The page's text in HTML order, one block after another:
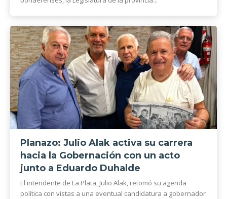
Planazo: Julio Alak activa su carrera
hacia la Gobernación con un acto
junto a Eduardo Duhalde
El intendente de La Plata, Julio Alak, retomó su agenda
política con vistas a una eventual candidatura a gobernador